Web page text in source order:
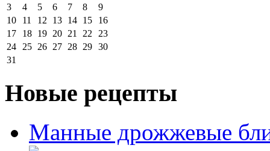
3
4 5 6 7 8
9
10
11 12 13 14 15
16
17
18 19 20 21 22 23
24 25 26 27 28 29 30
31
Новые рецепты
Манные дрожжевые